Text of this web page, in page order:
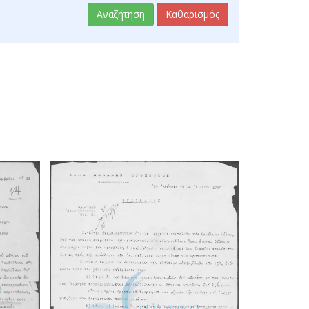
Αναζήτηση Καθαρισμός